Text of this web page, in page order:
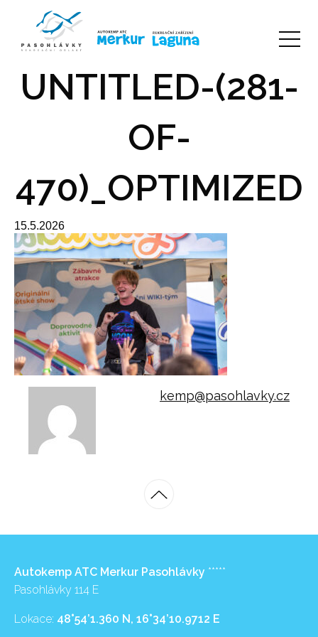
UNTITLED-(281-
OF-
470)_OPTIMIZED
15.5.2026
kemp@pasohlavky.cz
Autokemp ATC Merkur Pasohlávky *****
Pasohlávky 114 E
Lokace: 48°54’1.360 N, 16°34’10.9712 E